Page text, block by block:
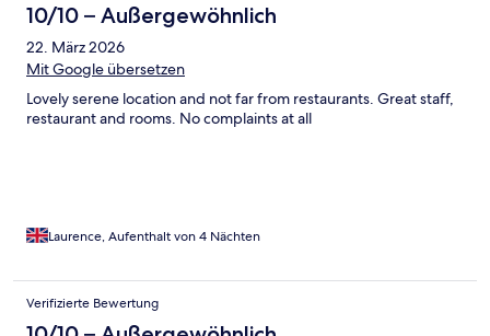
10/10 – Außergewöhnlich
22. März 2026
Mit Google übersetzen
Lovely serene location and not far from restaurants. Great staff,
restaurant and rooms. No complaints at all
Laurence, Aufenthalt von 4 Nächten
Verifizierte Bewertung